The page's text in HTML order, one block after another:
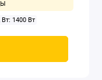
1400 Вт